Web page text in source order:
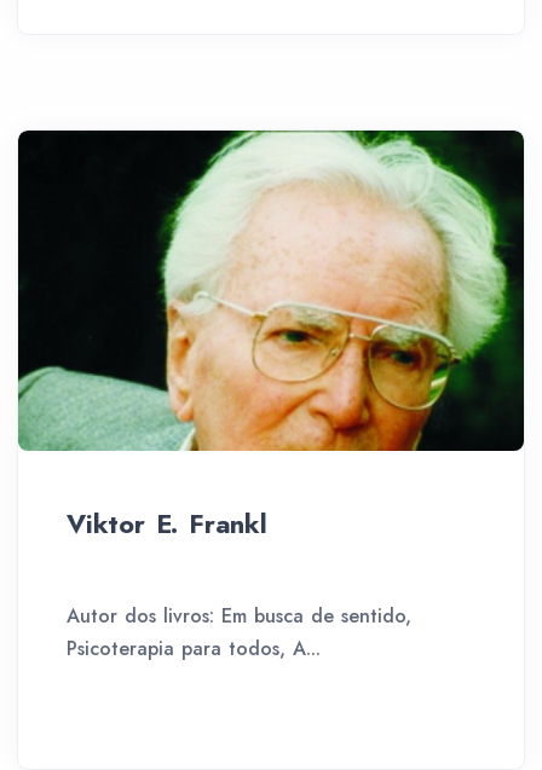
Viktor E. Frankl
Autor dos livros: Em busca de sentido,
Psicoterapia para todos, A...